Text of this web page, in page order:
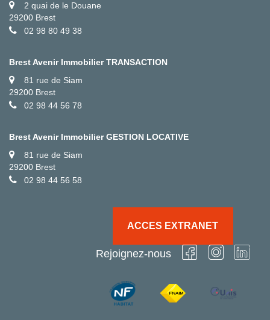
2 quai de le Douane
29200 Brest
02 98 80 49 38
Brest Avenir Immobilier TRANSACTION
81 rue de Siam
29200 Brest
02 98 44 56 78
Brest Avenir Immobilier GESTION LOCATIVE
81 rue de Siam
29200 Brest
02 98 44 56 58
ACCES EXTRANET
Rejoignez-nous